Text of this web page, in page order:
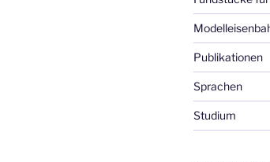
Publikationen
Sprachen
Studium